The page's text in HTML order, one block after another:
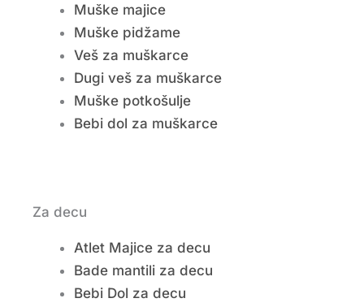
Muške majice
Muške pidžame
Veš za muškarce
Dugi veš za muškarce
Muške potkošulje
Bebi dol za muškarce
Za decu
Atlet Majice za decu
Bade mantili za decu
Bebi Dol za decu